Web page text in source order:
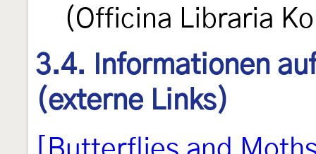
(Officina Libraria
3.4. Informationen
(externe Links)